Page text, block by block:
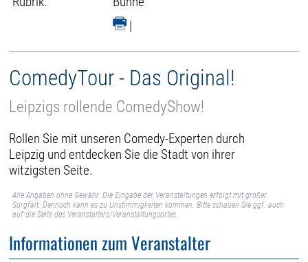
|
ComedyTour - Das Original!
Leipzigs rollende ComedyShow!
Rollen Sie mit unseren Comedy-Experten durch
Leipzig und entdecken Sie die Stadt von ihrer
witzigsten Seite.
Alle Angaben ohne Gewähr. Die Eingabe der Veranstaltungen erfolgt mit großer
Sorgfalt. Dennoch kann es zu Unstimmigkeiten kommen. Bitte schauen Sie ggf. auch
auf die Seite des Veranstalters/Veranstaltungsortes.
Informationen zum Veranstalter